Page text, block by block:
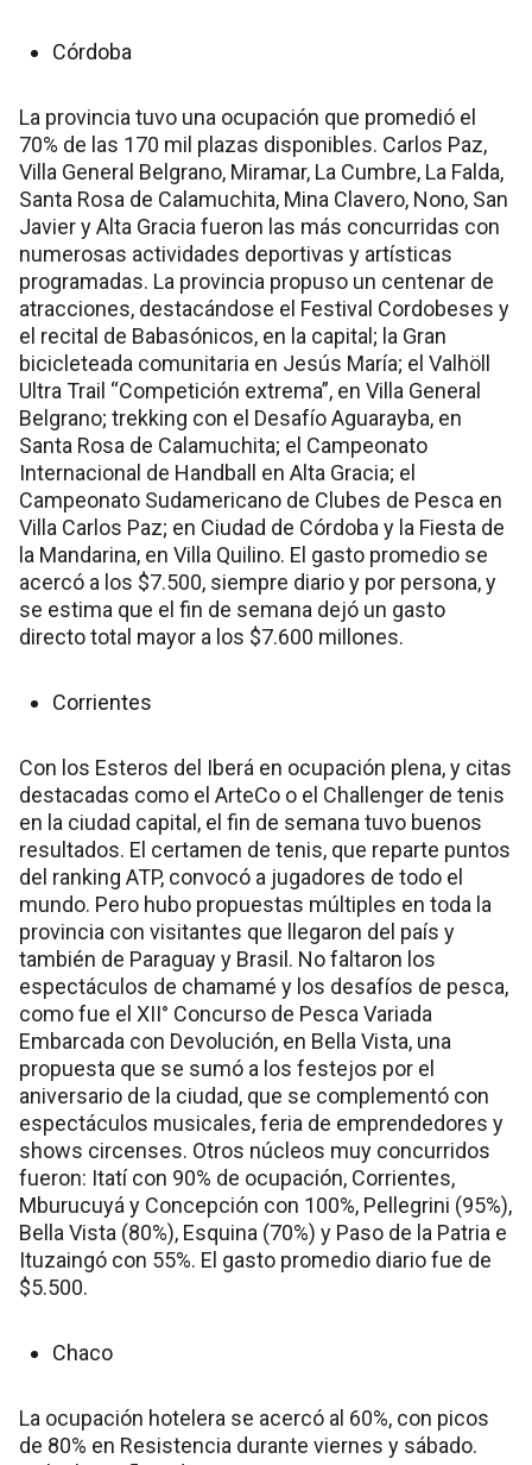
Córdoba
La provincia tuvo una ocupación que promedió el
70% de las 170 mil plazas disponibles. Carlos Paz,
Villa General Belgrano, Miramar, La Cumbre, La Falda,
Santa Rosa de Calamuchita, Mina Clavero, Nono, San
Javier y Alta Gracia fueron las más concurridas con
numerosas actividades deportivas y artísticas
programadas. La provincia propuso un centenar de
atracciones, destacándose el Festival Cordobeses y
el recital de Babasónicos, en la capital; la Gran
bicicleteada comunitaria en Jesús María; el Valhöll
Ultra Trail “Competición extrema”, en Villa General
Belgrano; trekking con el Desafío Aguarayba, en
Santa Rosa de Calamuchita; el Campeonato
Internacional de Handball en Alta Gracia; el
Campeonato Sudamericano de Clubes de Pesca en
Villa Carlos Paz; en Ciudad de Córdoba y la Fiesta de
la Mandarina, en Villa Quilino. El gasto promedio se
acercó a los $7.500, siempre diario y por persona, y
se estima que el fin de semana dejó un gasto
directo total mayor a los $7.600 millones.
Corrientes
Con los Esteros del Iberá en ocupación plena, y citas
destacadas como el ArteCo o el Challenger de tenis
en la ciudad capital, el fin de semana tuvo buenos
resultados. El certamen de tenis, que reparte puntos
del ranking ATP, convocó a jugadores de todo el
mundo. Pero hubo propuestas múltiples en toda la
provincia con visitantes que llegaron del país y
también de Paraguay y Brasil. No faltaron los
espectáculos de chamamé y los desafíos de pesca,
como fue el XII° Concurso de Pesca Variada
Embarcada con Devolución, en Bella Vista, una
propuesta que se sumó a los festejos por el
aniversario de la ciudad, que se complementó con
espectáculos musicales, feria de emprendedores y
shows circenses. Otros núcleos muy concurridos
fueron: Itatí con 90% de ocupación, Corrientes,
Mburucuyá y Concepción con 100%, Pellegrini (95%),
Bella Vista (80%), Esquina (70%) y Paso de la Patria e
Ituzaingó con 55%. El gasto promedio diario fue de
$5.500.
Chaco
La ocupación hotelera se acercó al 60%, con picos
de 80% en Resistencia durante viernes y sábado.